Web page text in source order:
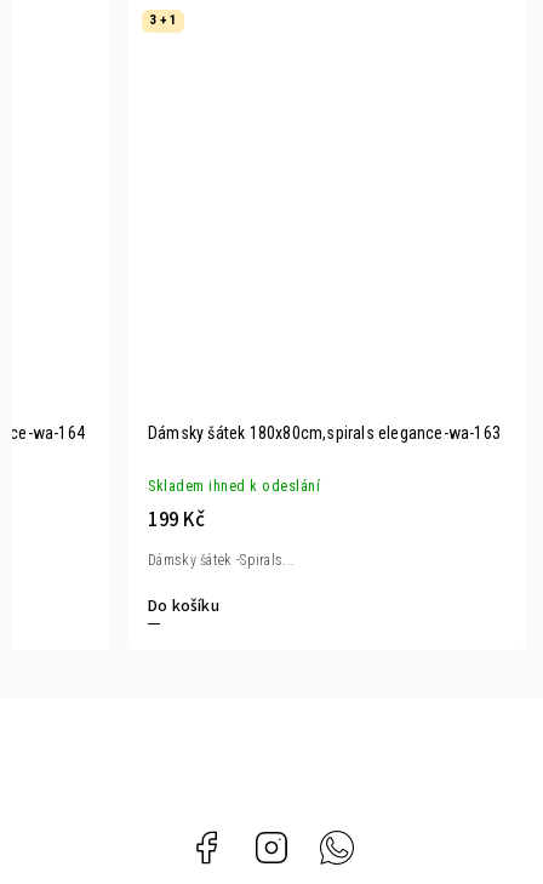
wa-164
3 + 1
Dámsky šátek 180x80cm,spirals elegance-wa-163
Skladem ihned k odeslání
199 Kč
Do košíku
Dámsky šátek -Spirals...
Facebook Instagram